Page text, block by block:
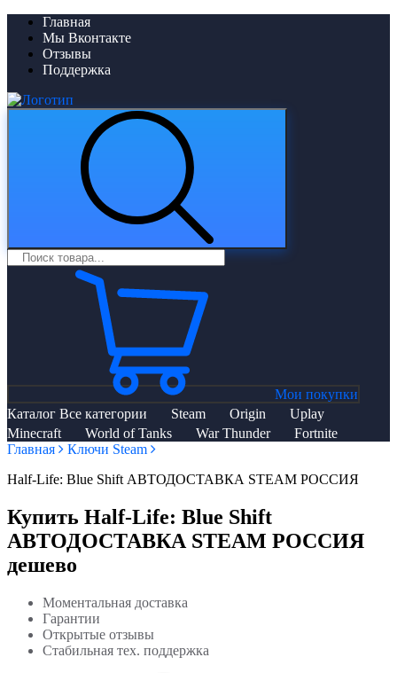
Главная
Мы Вконтакте
Отзывы
Поддержка
Мои покупки
Каталог Все категории Steam Origin
Uplay
Minecraft
World of Tanks War Thunder
Fortnite
Главная
Ключи Steam
Half-Life: Blue Shift АВТОДОСТАВКА STEAM РОССИЯ
Купить Half-Life: Blue Shift
АВТОДОСТАВКА STEAM РОССИЯ
дешево
Моментальная доставка
Гарантии
Открытые отзывы
Стабильная тех. поддержка